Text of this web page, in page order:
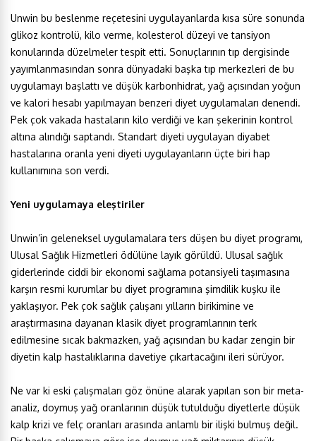
Unwin bu beslenme reçetesini uygulayanlarda kısa süre sonunda
glikoz kontrolü, kilo verme, kolesterol düzeyi ve tansiyon
konularında düzelmeler tespit etti. Sonuçlarının tıp dergisinde
yayımlanmasından sonra dünyadaki başka tıp merkezleri de bu
uygulamayı başlattı ve düşük karbonhidrat, yağ açısından yoğun
ve kalori hesabı yapılmayan benzeri diyet uygulamaları denendi.
Pek çok vakada hastaların kilo verdiği ve kan şekerinin kontrol
altına alındığı saptandı. Standart diyeti uygulayan diyabet
hastalarına oranla yeni diyeti uygulayanların üçte biri hap
kullanımına son verdi.
Yeni uygulamaya eleştiriler
Unwin’in geleneksel uygulamalara ters düşen bu diyet programı,
Ulusal Sağlık Hizmetleri ödülüne layık görüldü. Ulusal sağlık
giderlerinde ciddi bir ekonomi sağlama potansiyeli taşımasına
karşın resmi kurumlar bu diyet programına şimdilik kuşku ile
yaklaşıyor. Pek çok sağlık çalışanı yılların birikimine ve
araştırmasına dayanan klasik diyet programlarının terk
edilmesine sıcak bakmazken, yağ açısından bu kadar zengin bir
diyetin kalp hastalıklarına davetiye çıkartacağını ileri sürüyor.
Ne var ki eski çalışmaları göz önüne alarak yapılan son bir meta-
analiz, doymuş yağ oranlarının düşük tutulduğu diyetlerle düşük
kalp krizi ve felç oranları arasında anlamlı bir ilişki bulmuş değil.